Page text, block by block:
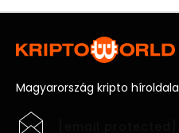
Magyarország kripto híroldala